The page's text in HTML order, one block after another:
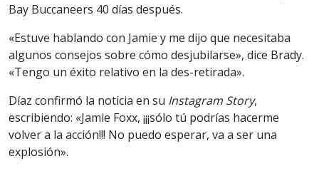
Bay Buccaneers 40 días después.
«Estuve hablando con Jamie y me dijo que necesitaba
algunos consejos sobre cómo desjubilarse», dice Brady.
«Tengo un éxito relativo en la des-retirada».
Díaz confirmó la noticia en su Instagram Story,
escribiendo: «Jamie Foxx, ¡¡¡sólo tú podrías hacerme
volver a la acción!!! No puedo esperar, va a ser una
explosión».